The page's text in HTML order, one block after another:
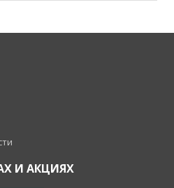
И АКЦИЯХ